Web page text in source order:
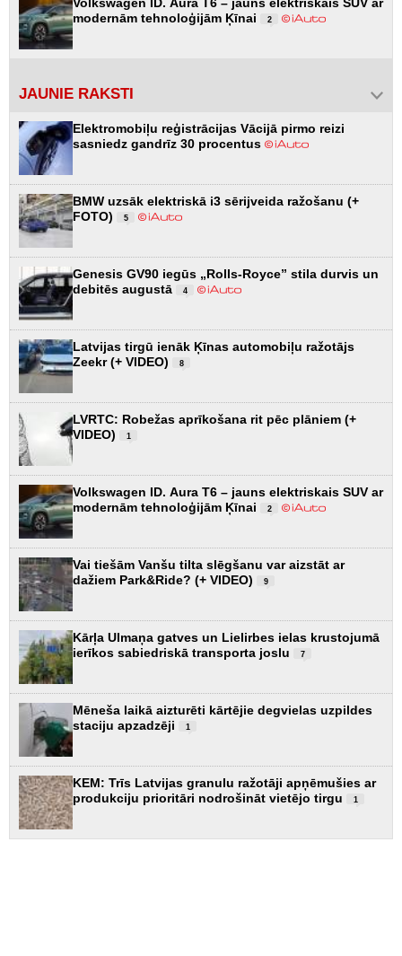
Volkswagen ID. Aura T6 – jauns elektriskais SUV ar
modernām tehnoloģijām Ķīnai
2
JAUNIE RAKSTI
Elektromobiļu reģistrācijas Vācijā pirmo reizi
sasniedz gandrīz 30 procentus
BMW uzsāk elektriskā i3 sērijveida ražošanu (+
FOTO)
5
Genesis GV90 iegūs „Rolls-Royce” stila durvis un
debitēs augustā
4
Latvijas tirgū ienāk Ķīnas automobiļu ražotājs
Zeekr (+ VIDEO)
8
LVRTC: Robežas aprīkošana rit pēc plāniem (+
VIDEO)
1
Volkswagen ID. Aura T6 – jauns elektriskais SUV ar
modernām tehnoloģijām Ķīnai
2
Vai tiešām Vanšu tilta slēgšanu var aizstāt ar
dažiem Park&Ride? (+ VIDEO)
9
Kārļa Ulmaņa gatves un Lielirbes ielas krustojumā
ierīkos sabiedriskā transporta joslu
7
Mēneša laikā aizturēti kārtējie degvielas uzpildes
staciju apzadzēji
1
KEM: Trīs Latvijas granulu ražotāji apņēmušies ar
produkciju prioritāri nodrošināt vietējo tirgu
1